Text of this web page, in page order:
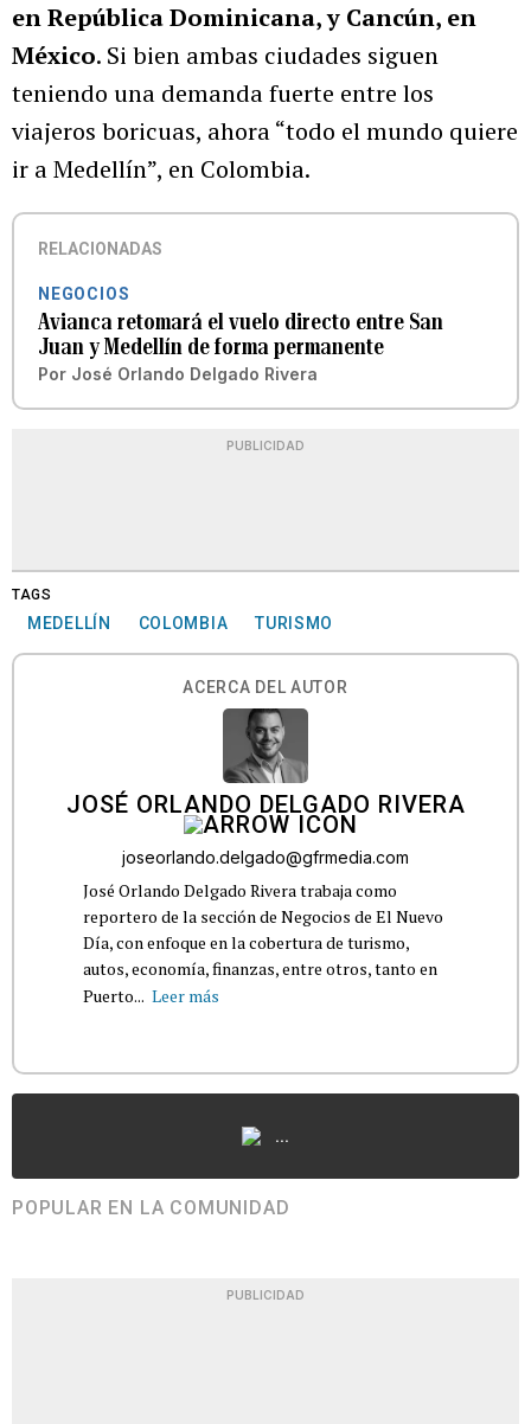
en República Dominicana, y Cancún, en
México. Si bien ambas ciudades siguen
teniendo una demanda fuerte entre los
viajeros boricuas, ahora “todo el mundo quiere
ir a Medellín”, en Colombia.
RELACIONADAS
NEGOCIOS
Avianca retomará el vuelo directo entre San
Juan y Medellín de forma permanente
Por José Orlando Delgado Rivera
PUBLICIDAD
TAGS
MEDELLÍN COLOMBIA TURISMO
ACERCA DEL AUTOR
JOSÉ ORLANDO DELGADO RIVERA
joseorlando.delgado@gfrmedia.com
José Orlando Delgado Rivera trabaja como
reportero de la sección de Negocios de El Nuevo
Día, con enfoque en la cobertura de turismo,
autos, economía, finanzas, entre otros, tanto en
Puerto... Leer más
...
POPULAR EN LA COMUNIDAD
PUBLICIDAD